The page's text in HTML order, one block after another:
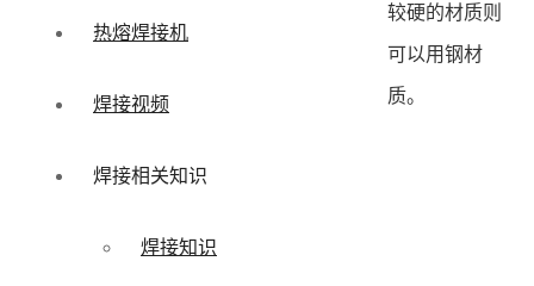
热熔焊接机
焊接视频
焊接相关知识
焊接知识
较硬的材质则
可以用钢材
质。